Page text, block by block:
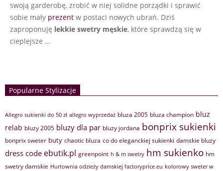
swoją garderobę, zrobić w niej solidne porządki i sprawić
sobie mały prezent w postaci nowych ubrań. Dziś
zaproponuję lekkie swetry męskie, które sprawdzą się w
cieplejsze …
Popularne Stylizacje
Allegro sukienki do 50 zł allegro wyprzedaż bluza 2005 bluza champion bluz
relab bluzy 2005 bluzy dla par bluzy jordana bonprix sukienki
bonprix sweter buty chaotic bluza co do eleganckiej sukienki damskie bluzy
dress code ebutik.pl greenpoint h & m swetry hm sukienko hm
swetry damskie Hurtownia odzieży damskiej factoryprice.eu kolorowy sweter w